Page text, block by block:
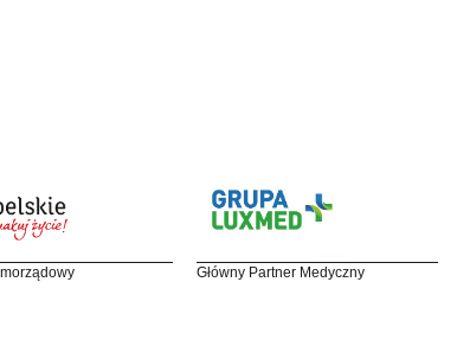
Główny Partner Medyczny